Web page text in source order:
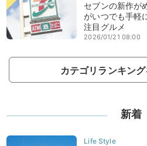
セブンの新作が
がいつでも手軽
注目グルメ
2026/01/21 08:00
カテゴリランキン
新着